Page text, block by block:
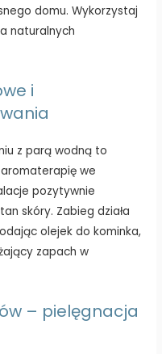
domu. Wykorzystaj
naturalnych
i
z parą wodną to
we
pozytywnie
skóry. Zabieg działa
olejek do kominka,
zapach w
– pielęgnacja